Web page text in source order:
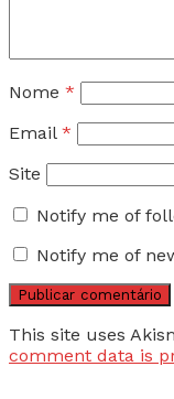
Nome *
Email *
Site
Notify me of
Notify me of
This site uses
comment data is